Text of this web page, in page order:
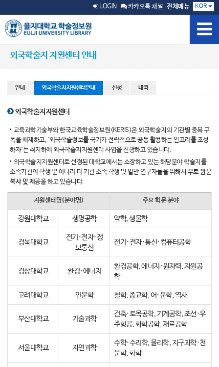
LOGIN 카카오톡 채널 전체메뉴 KOR
외국학술지 지원센터 안내
안내 외국학술지지원센터안내 신청 내역
외국학술지지원센터
교육과학기술부와 한국교육학술정보원(KERIS)은 외국학술지의 기관별 중복 구
독을 배제하고, '외국학술정보를 국가가 전략적으로 공동 활용하는 인프라를 조성
하자'는 취지하에 외국학술지지원센터 사업을 진행하고 있습니다.
외국학술지지원센터로 선정된 대학교에서는 소장하고 있는 해당분야 학술지를
소속기관의 학생 뿐 아니라 타 기관 소속 학생 및 일반 연구자들을 위해서 무료 원문
복사 및 제공을 하고 있습니다.
지원센터명(분야명) 주요 학문 분야
강원대학교 생명공학 약학, 생물학
경북대학교
전기·전자·정
보통신
전기·전자·통신·컴퓨터공학
경상대학교 환경·에너지
환경공학, 에너지·원자력, 자원공
학
고려대학교 인문학 철학, 종교학, 어·문학, 역사
부산대학교 기술과학
건축·토목공학, 기계공학, 조선·우
주항공, 화학공학, 재료공학
서울대학교 자연과학
수학·수리학, 물리학, 지구과학·천
문학, 화학